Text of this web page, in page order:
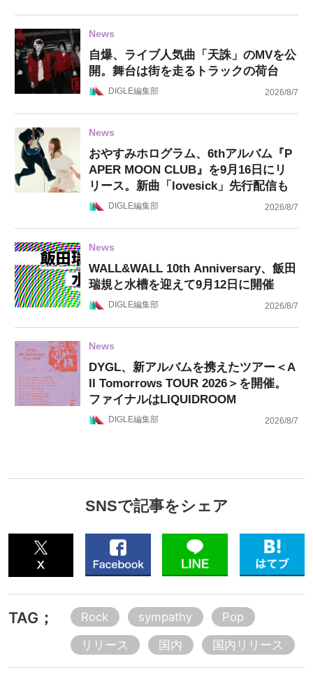
News
自爆、ライブ人気曲「天誅」のMVを公
開。舞台は街を走るトラックの荷台
DIGLE編集部 2026/8/7
News
おやすみホログラム、6thアルバム『P
APER MOON CLUB』を9月16日にリ
リース。新曲「lovesick」先行配信も
DIGLE編集部 2026/8/7
News
WALL&WALL 10th Anniversary、飯田
瑞規と水槽を迎えて9月12日に開催
DIGLE編集部 2026/8/7
News
DYGL、新アルバムを携えたツアー＜A
ll Tomorrows TOUR 2026＞を開催。
ファイナルはLIQUIDROOM
DIGLE編集部 2026/8/7
SNSで記事をシェア
TAG； Rock sympathy
Pop
リリース
国内 国内リリース